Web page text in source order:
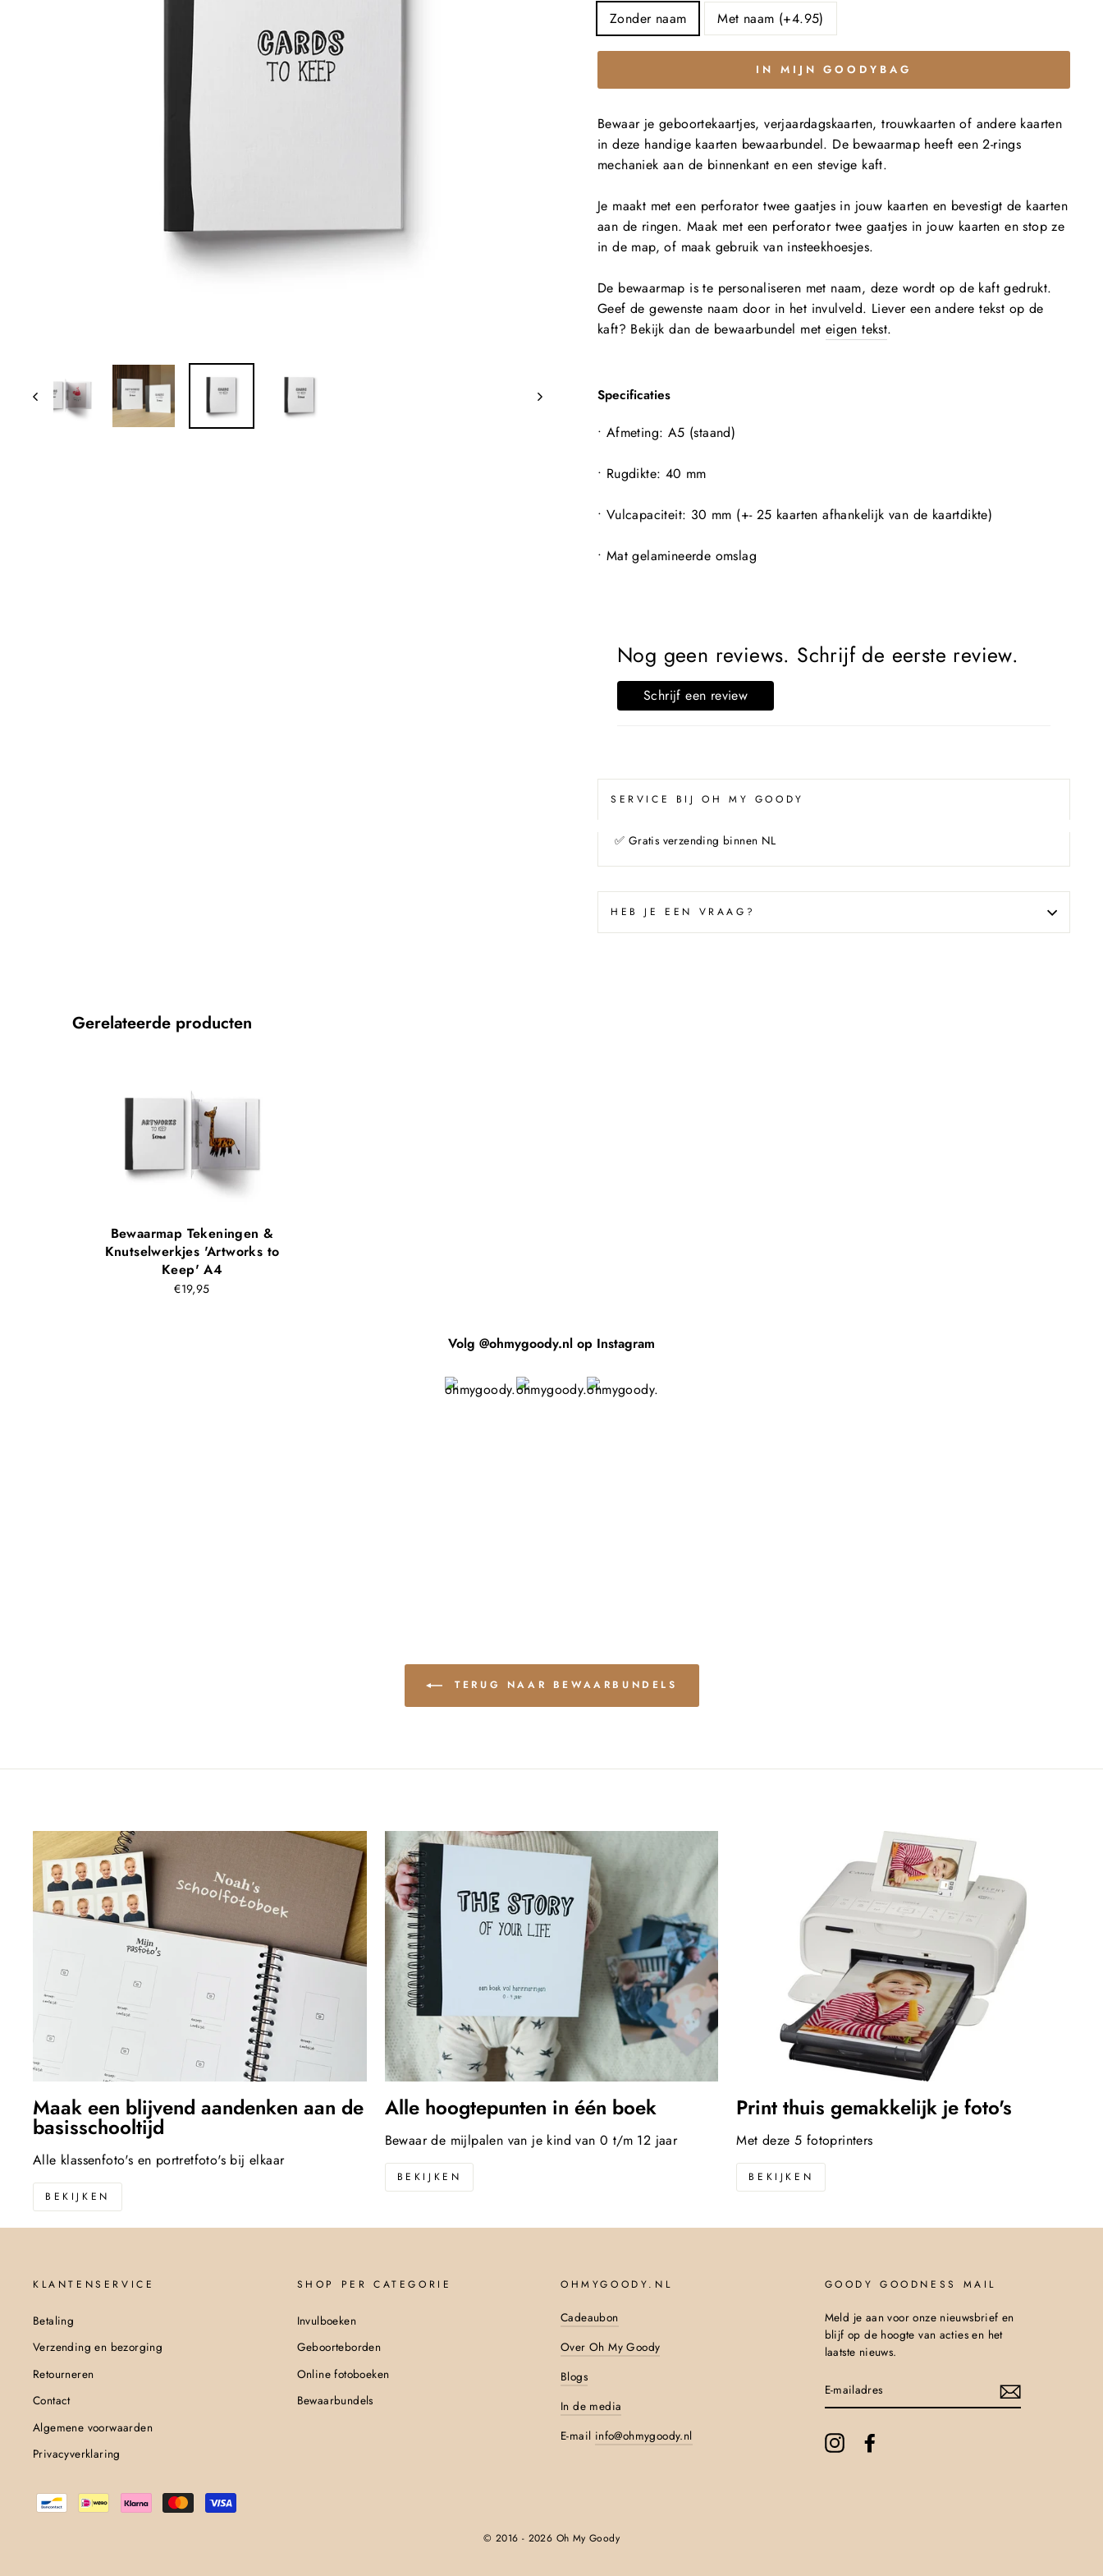
Zonder naam Met naam (+4.95)
IN MIJN GOODYBAG
Bewaar je geboortekaartjes, verjaardagskaarten, trouwkaarten of andere kaarten
in deze handige kaarten bewaarbundel. De bewaarmap heeft een 2-rings
mechaniek aan de binnenkant en een stevige kaft.
Je maakt met een perforator twee gaatjes in jouw kaarten en bevestigt de kaarten
aan de ringen.Maak met een perforator twee gaatjes in jouw kaarten en stop ze
in de map, of maak gebruik van insteekhoesjes.
De bewaarmap is te personaliseren met naam, deze wordt op de kaft gedrukt.
Geef de gewenste naam door in het invulveld. Liever een andere tekst op de
kaft? Bekijk dan de bewaarbundel met eigen tekst.
Specificaties
• Afmeting: A5 (staand)
• Rugdikte: 40 mm
• Vulcapaciteit: 30 mm (+- 25 kaarten afhankelijk van de kaartdikte)
• Mat gelamineerde omslag
Nog geen reviews. Schrijf de eerste review.
Schrijf een review
SERVICE BIJ OH MY GOODY
✅ Gratis verzending binnen NL
HEB JE EEN VRAAG?
Gerelateerde producten
Bewaarmap Tekeningen &
Knutselwerkjes 'Artworks to
Keep' A4
€19,95
Volg @ohmygoody.nl op Instagram
TERUG NAAR BEWAARBUNDELS
Maak een blijvend aandenken aan de
basisschooltijd
Alle klassenfoto's en portretfoto's bij elkaar
BEKIJKEN
Alle hoogtepunten in één boek
Bewaar de mijlpalen van je kind van 0 t/m 12 jaar
BEKIJKEN
Print thuis gemakkelijk je foto's
Met deze 5 fotoprinters
BEKIJKEN
KLANTENSERVICE
Betaling
Verzending en bezorging
Retourneren
Contact
Algemene voorwaarden
Privacyverklaring
SHOP PER CATEGORIE
Invulboeken
Geboorteborden
Online fotoboeken
Bewaarbundels
OHMYGOODY.NL
Cadeaubon
Over Oh My Goody
Blogs
In de media
E-mail info@ohmygoody.nl
GOODY GOODNESS MAIL
Meld je aan voor onze nieuwsbrief en
blijf op de hoogte van acties en het
laatste nieuws.
MAILADRES
Instagram
© 2016 - 2026 Oh My Goody